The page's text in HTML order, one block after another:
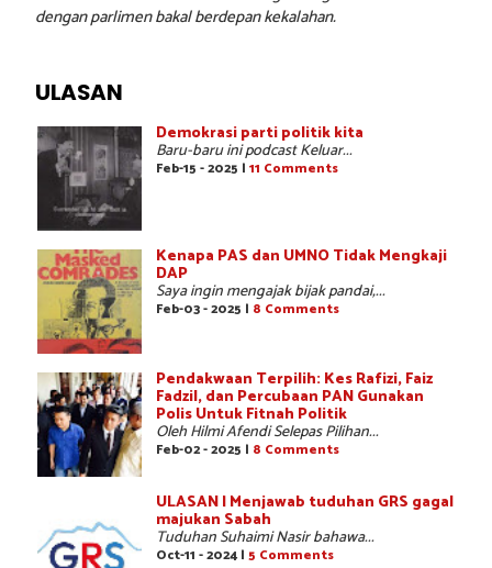
dengan parlimen bakal berdepan kekalahan.
ULASAN
Demokrasi parti politik kita
Baru-baru ini podcast Keluar...
Feb-15 - 2025 | 11 Comments
Kenapa PAS dan UMNO Tidak Mengkaji
DAP
Saya ingin mengajak bijak pandai,...
Feb-03 - 2025 | 8 Comments
Pendakwaan Terpilih: Kes Rafizi, Faiz
Fadzil, dan Percubaan PAN Gunakan
Polis Untuk Fitnah Politik
Oleh Hilmi Afendi Selepas Pilihan...
Feb-02 - 2025 | 8 Comments
ULASAN | Menjawab tuduhan GRS gagal
majukan Sabah
Tuduhan Suhaimi Nasir bahawa...
Oct-11 - 2024 | 5 Comments